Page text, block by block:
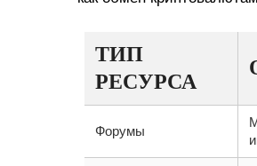
ТИП
РЕСУРСА
Форумы